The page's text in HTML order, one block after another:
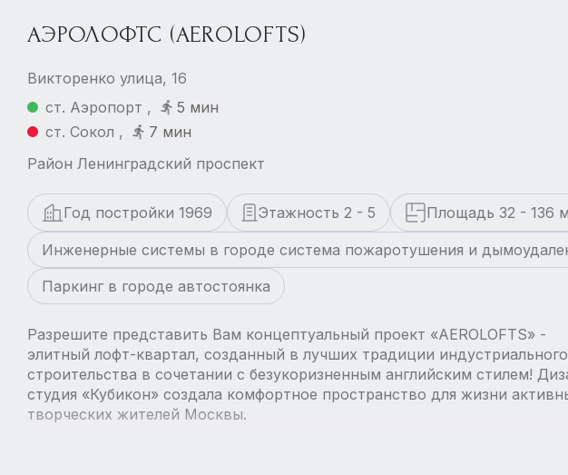
АЭРОЛОФТС (AEROLOFTS)
Викторенко улица, 16
ст. Аэропорт ,
5 мин
ст. Сокол ,
7 мин
Район Ленинградский проспект
Год постройки 1969 Этажность 2 - 5 Площадь 32 - 136
Инженерные системы в городе система пожаротушения и
Паркинг в городе автостоянка
Разрешите представить Вам концептуальный проект «AEROLOFTS» -
элитный лофт-квартал, созданный в лучших традиции индустриального
строительства в сочетании с безукоризненным английским стилем!
студия «Кубикон» создала комфортное пространство для жизни
творческих жителей Москвы.